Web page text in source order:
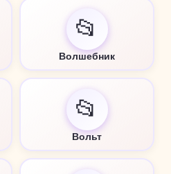
📂
Волшебник
📂
Вольт